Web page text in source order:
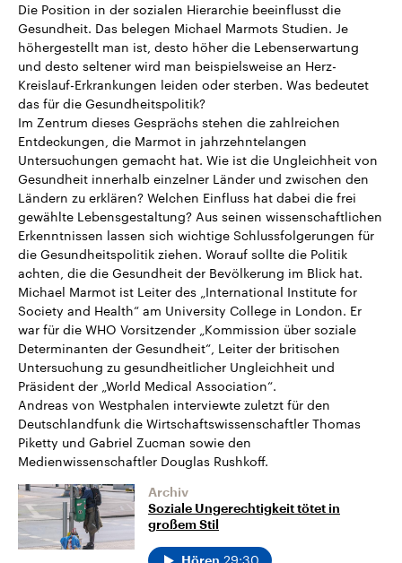
Die Position in der sozialen Hierarchie beeinflusst die
Gesundheit. Das belegen Michael Marmots Studien. Je
höhergestellt man ist, desto höher die Lebenserwartung
und desto seltener wird man beispielsweise an Herz-
Kreislauf-Erkrankungen leiden oder sterben. Was bedeutet
das für die Gesundheitspolitik?
Im Zentrum dieses Gesprächs stehen die zahlreichen
Entdeckungen, die Marmot in jahrzehntelangen
Untersuchungen gemacht hat. Wie ist die Ungleichheit von
Gesundheit innerhalb einzelner Länder und zwischen den
Ländern zu erklären? Welchen Einfluss hat dabei die frei
gewählte Lebensgestaltung? Aus seinen wissenschaftlichen
Erkenntnissen lassen sich wichtige Schlussfolgerungen für
die Gesundheitspolitik ziehen. Worauf sollte die Politik
achten, die die Gesundheit der Bevölkerung im Blick hat.
Michael Marmot ist Leiter des „International Institute for
Society and Health“ am University College in London. Er
war für die WHO Vorsitzender „Kommission über soziale
Determinanten der Gesundheit“, Leiter der britischen
Untersuchung zu gesundheitlicher Ungleichheit und
Präsident der „World Medical Association“.
Andreas von Westphalen interviewte zuletzt für den
Deutschlandfunk die Wirtschaftswissenschaftler Thomas
Piketty und Gabriel Zucman sowie den
Medienwissenschaftler Douglas Rushkoff.
Archiv
Soziale Ungerechtigkeit tötet in
großem Stil
Hören